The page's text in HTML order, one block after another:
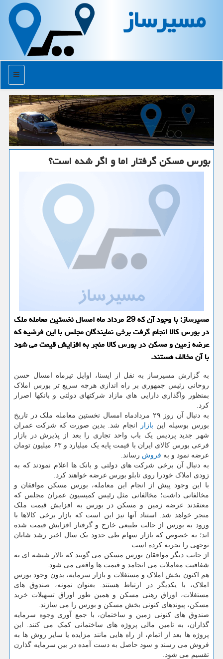
مسیرساز
منو
بورس مسكن گرفتار اما و اگر شده است؟
مسیرساز: با وجود آن كه 29 مرداد ماه امسال نخستین معامله ملك
در بورس كالا انجام گرفت برخی نمایندگان مجلس با این فرضیه كه
عرضه زمین و مسكن در بورس كالا منجر به افزایش قیمت می شود
با آن مخالف هستند.
به گزارش مسیرساز به نقل از ایسنا، اوایل تیرماه امسال حسن
روحانی رئیس جمهوری بر راه اندازی هرچه سریع تر بورس املاک
بمنظور واگذاری دارایی های مازاد شرکتهای دولتی و بانکها اصرار
کرد.
به دنبال آن روز ۲۹ مردادماه امسال نخستین معامله ملک در تاریخ
بورس بوسیله این بازار
انجام شد. بدین صورت که شرکت عمران
شهر جدید پردیس یک باب واحد تجاری را بعد از پذیرش در بازار
فرعی بورس کالای ایران با قیمت پایه یک میلیارد و ۶۳ میلیون تومان
عرضه نمود و به فروش رساند.
به دنبال آن برخی شرکت های دولتی و بانک ها اعلام نمودند که به
زودی املاک خودرا روی تابلو بورس عرضه خواهند کرد.
با این وجود پیش از انجام این معامله، بورس مسکن موافقان و
مخالفانی داشت؛ مخالفانی مثل رئیس کمیسیون عمران مجلس که
معتقدند عرضه زمین و مسکن در بورس به افزایش قیمت ملک
منجر خواهد شد. استناد آنها نیز این است که بازار برخی کالاها با
ورود به بورس از حالت طبیعی خارج و گرفتار افزایش قیمت شده
اند؛ به خصوص که بازار سهام طی حدود یک سال اخیر رشد شایان
توجهی را تجربه کرده است.
از جانب دیگر موافقان بورس مسکن می گویند که تالار شیشه ای به
شفافیت معاملات می انجامد و قیمت ها واقعی می شود.
هم اکنون بخش املاک و مستغلات و بازار سرمایه، بدون وجود بورس
املاک، با یکدیگر در ارتباط هستند. بعنوان نمونه، صندوق های
مستغلات، اوراق رهنی مسکن و همین طور اوراق تسهیلات خرید
مسکن، پیوندهای کنونی بخش مسکن و بورس را می سازند.
صندوق های کنونی زمین و ساختمان، با جمع آوری وجوه سرمایه
گذاران، به تامین مالی پروژه های ساختمانی کمک می کنند. این
پروژه ها بعد از اتمام، از راه هایی مانند مزایده یا سایر روش ها به
فروش می رسند و سود حاصل به دست آمده در بین سرمایه گذارن
تقسیم می شود.